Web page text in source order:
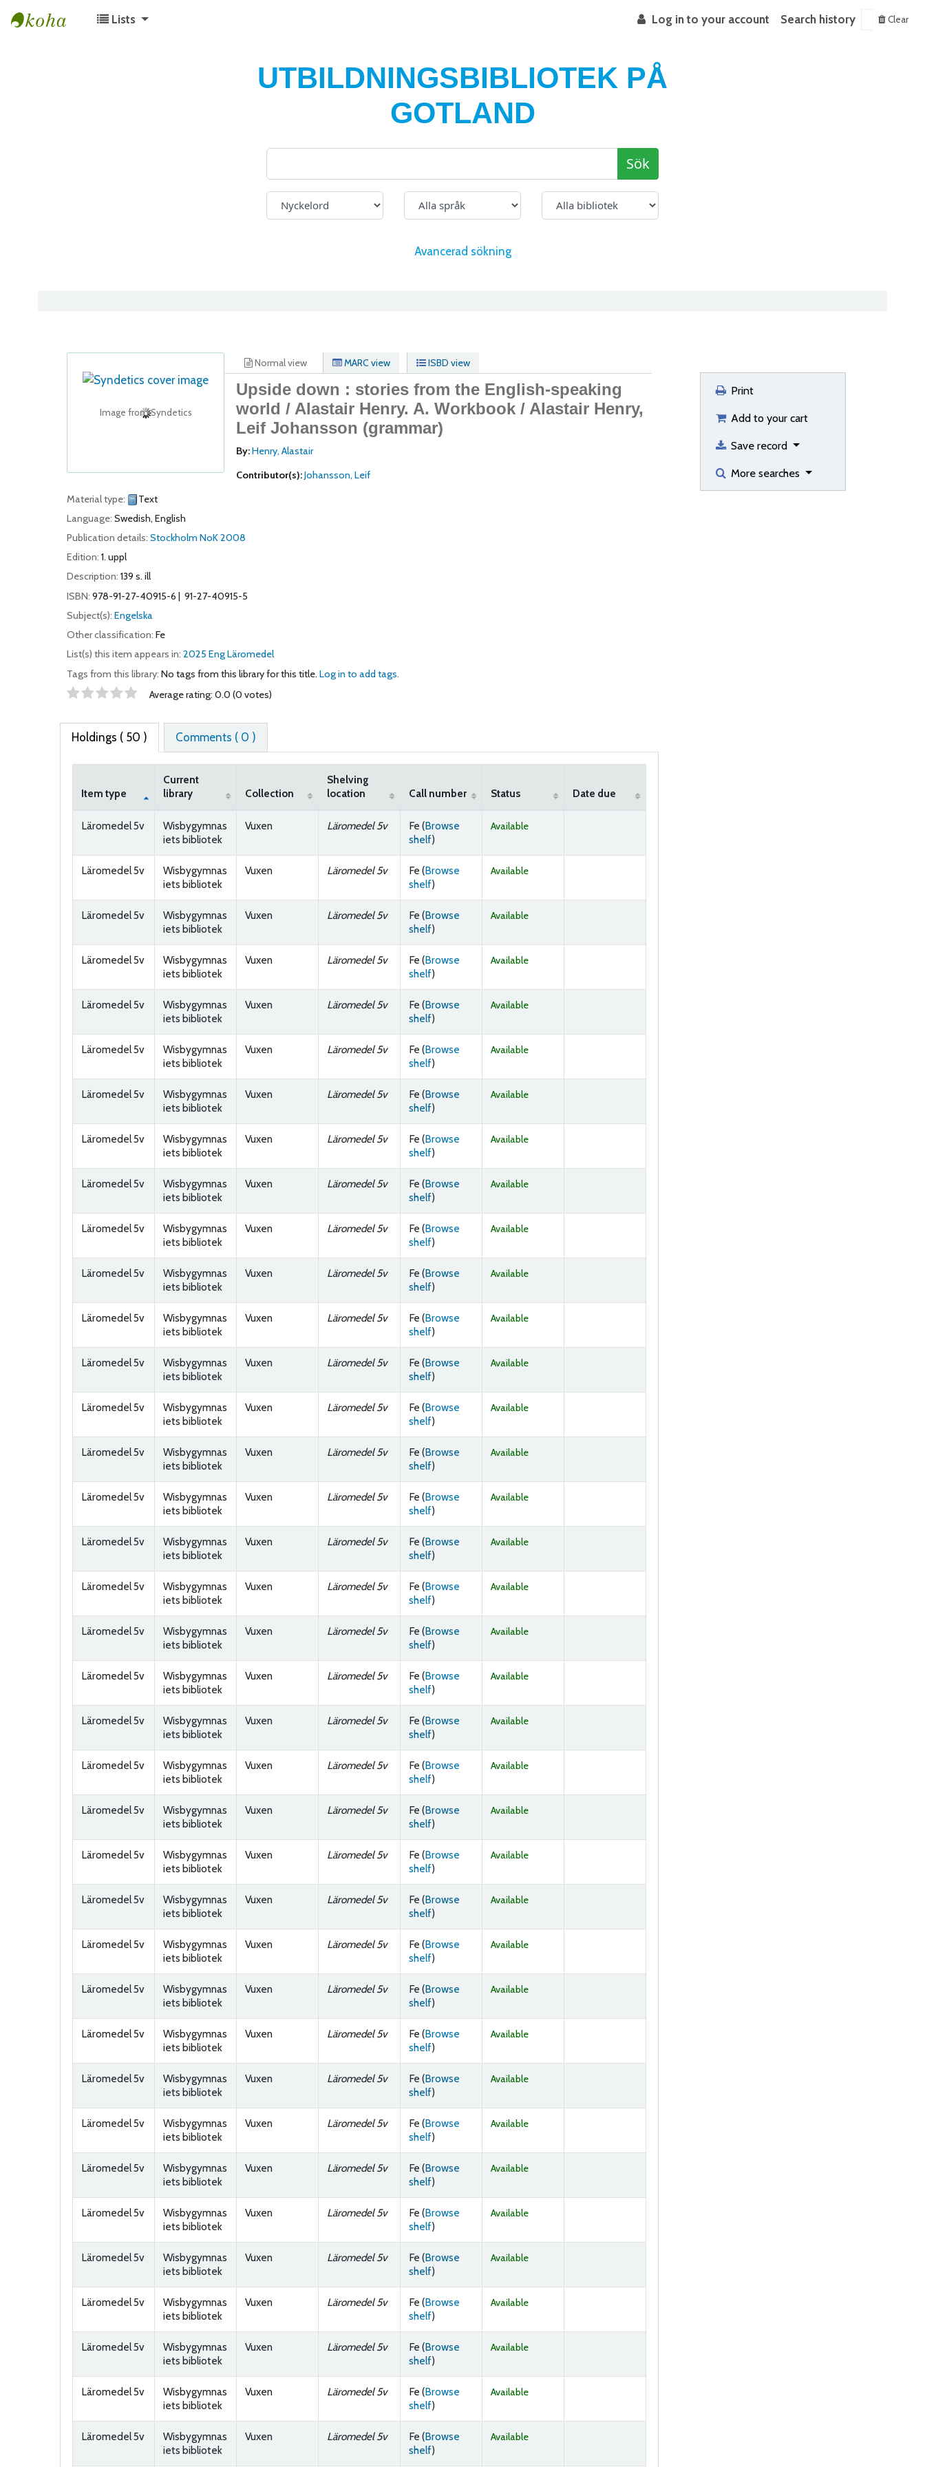
Lists Log in to your account Search history Clear
UTBILDNINGSBIBLIOTEK PÅ
GOTLAND
Sök
Avancerad sökning
Image from Syndetics
Normal view MARC view ISBD view
Upside down : stories from the English-speaking
world / Alastair Henry. A. Workbook / Alastair Henry,
Leif Johansson (grammar)
By:Henry, Alastair
Contributor(s):Johansson, Leif
Material type:
Text
Language: Swedish, English
Publication details: Stockholm NoK2008
Edition: 1. uppl
Description: 139 s. ill
ISBN: 978-91-27-40915-6
91-27-40915-5
Subject(s): Engelska
Other classification: Fe
List(s) this item appears in: 2025 Eng Läromedel
Tags from this library: No tags from this library for this title. Log in to add tags.
Star ratings Average rating: 0.0 (0 votes)
Holdings ( 50 ) Comments ( 0 )
Item type
Current
library
Collection
Shelving
location
Call number Status Date due
Läromedel 5v
Wisbygymnas
iets bibliotek
Vuxen Läromedel 5v Fe (Browse
shelf(Opens below)
)
Available
Läromedel 5v
Wisbygymnas
iets bibliotek
Vuxen Läromedel 5v Fe (Browse
shelf(Opens below)
)
Available
Läromedel 5v
Wisbygymnas
iets bibliotek
Vuxen Läromedel 5v Fe (Browse
shelf(Opens below)
)
Available
Läromedel 5v
Wisbygymnas
iets bibliotek
Vuxen Läromedel 5v Fe (Browse
shelf(Opens below)
)
Available
Läromedel 5v
Wisbygymnas
iets bibliotek
Vuxen Läromedel 5v Fe (Browse
shelf(Opens below)
)
Available
Läromedel 5v
Wisbygymnas
iets bibliotek
Vuxen Läromedel 5v Fe (Browse
shelf(Opens below)
)
Available
Läromedel 5v
Wisbygymnas
iets bibliotek
Vuxen Läromedel 5v Fe (Browse
shelf(Opens below)
)
Available
Läromedel 5v
Wisbygymnas
iets bibliotek
Vuxen Läromedel 5v Fe (Browse
shelf(Opens below)
)
Available
Läromedel 5v
Wisbygymnas
iets bibliotek
Vuxen Läromedel 5v Fe (Browse
shelf(Opens below)
)
Available
Läromedel 5v
Wisbygymnas
iets bibliotek
Vuxen Läromedel 5v Fe (Browse
shelf(Opens below)
)
Available
Läromedel 5v
Wisbygymnas
iets bibliotek
Vuxen Läromedel 5v Fe (Browse
shelf(Opens below)
)
Available
Läromedel 5v
Wisbygymnas
iets bibliotek
Vuxen Läromedel 5v Fe (Browse
shelf(Opens below)
)
Available
Läromedel 5v
Wisbygymnas
iets bibliotek
Vuxen Läromedel 5v Fe (Browse
shelf(Opens below)
)
Available
Läromedel 5v
Wisbygymnas
iets bibliotek
Vuxen Läromedel 5v Fe (Browse
shelf(Opens below)
)
Available
Läromedel 5v
Wisbygymnas
iets bibliotek
Vuxen Läromedel 5v Fe (Browse
shelf(Opens below)
)
Available
Läromedel 5v
Wisbygymnas
iets bibliotek
Vuxen Läromedel 5v Fe (Browse
shelf(Opens below)
)
Available
Läromedel 5v
Wisbygymnas
iets bibliotek
Vuxen Läromedel 5v Fe (Browse
shelf(Opens below)
)
Available
Läromedel 5v
Wisbygymnas
iets bibliotek
Vuxen Läromedel 5v Fe (Browse
shelf(Opens below)
)
Available
Läromedel 5v
Wisbygymnas
iets bibliotek
Vuxen Läromedel 5v Fe (Browse
shelf(Opens below)
)
Available
Läromedel 5v
Wisbygymnas
iets bibliotek
Vuxen Läromedel 5v Fe (Browse
shelf(Opens below)
)
Available
Läromedel 5v
Wisbygymnas
iets bibliotek
Vuxen Läromedel 5v Fe (Browse
shelf(Opens below)
)
Available
Läromedel 5v
Wisbygymnas
iets bibliotek
Vuxen Läromedel 5v Fe (Browse
shelf(Opens below)
)
Available
Läromedel 5v
Wisbygymnas
iets bibliotek
Vuxen Läromedel 5v Fe (Browse
shelf(Opens below)
)
Available
Läromedel 5v
Wisbygymnas
iets bibliotek
Vuxen Läromedel 5v Fe (Browse
shelf(Opens below)
)
Available
Läromedel 5v
Wisbygymnas
iets bibliotek
Vuxen Läromedel 5v Fe (Browse
shelf(Opens below)
)
Available
Läromedel 5v
Wisbygymnas
iets bibliotek
Vuxen Läromedel 5v Fe (Browse
shelf(Opens below)
)
Available
Läromedel 5v
Wisbygymnas
iets bibliotek
Vuxen Läromedel 5v Fe (Browse
shelf(Opens below)
)
Available
Läromedel 5v
Wisbygymnas
iets bibliotek
Vuxen Läromedel 5v Fe (Browse
shelf(Opens below)
)
Available
Läromedel 5v
Wisbygymnas
iets bibliotek
Vuxen Läromedel 5v Fe (Browse
shelf(Opens below)
)
Available
Läromedel 5v
Wisbygymnas
iets bibliotek
Vuxen Läromedel 5v Fe (Browse
shelf(Opens below)
)
Available
Läromedel 5v
Wisbygymnas
iets bibliotek
Vuxen Läromedel 5v Fe (Browse
shelf(Opens below)
)
Available
Läromedel 5v
Wisbygymnas
iets bibliotek
Vuxen Läromedel 5v Fe (Browse
shelf(Opens below)
)
Available
Läromedel 5v
Wisbygymnas
iets bibliotek
Vuxen Läromedel 5v Fe (Browse
shelf(Opens below)
)
Available
Läromedel 5v
Wisbygymnas
iets bibliotek
Vuxen Läromedel 5v Fe (Browse
shelf(Opens below)
)
Available
Läromedel 5v
Wisbygymnas
iets bibliotek
Vuxen Läromedel 5v Fe (Browse
shelf(Opens below)
)
Available
Läromedel 5v
Wisbygymnas
iets bibliotek
Vuxen Läromedel 5v Fe (Browse
shelf(Opens below)
)
Available
Läromedel 5v
Wisbygymnas
iets bibliotek
Vuxen Läromedel 5v Fe (Browse
shelf(Opens below)
)
Available
Print
Add to your cart
Save record
More searches